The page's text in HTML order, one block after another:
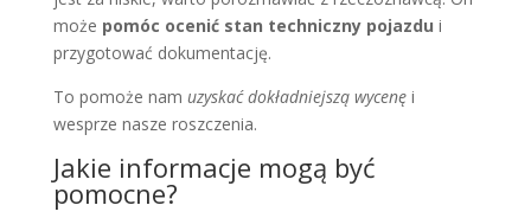
może pomóc ocenić stan techniczny pojazdu i
przygotować dokumentację.
To pomoże nam uzyskać dokładniejszą wycenęi
wesprze nasze roszczenia.
Jakie informacje mogą być
pomocne?